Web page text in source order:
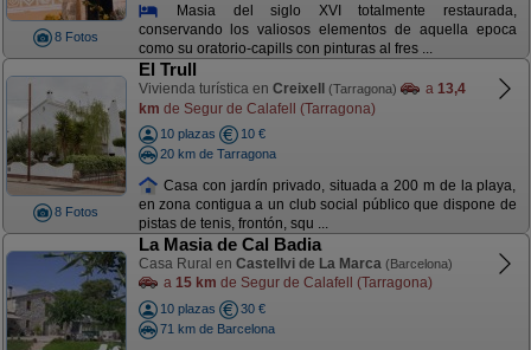
8 Fotos
Masia del siglo XVI totalmente restaurada,
conservando los valiosos elementos de aquella epoca
como su oratorio-capills con pinturas al fres ...
8 Fotos
El Trull
Vivienda turística en Creixell (Tarragona) a 13,4
km de Segur de Calafell (Tarragona)
10 plazas
10 €
20 km de Tarragona
Casa con jardín privado, situada a 200 m de la playa,
en zona contigua a un club social público que dispone de
pistas de tenis, frontón, squ ...
La Masia de Cal Badia
Casa Rural en Castellvi de La Marca (Barcelona)
a 15 km de Segur de Calafell (Tarragona)
10 plazas
30 €
71 km de Barcelona